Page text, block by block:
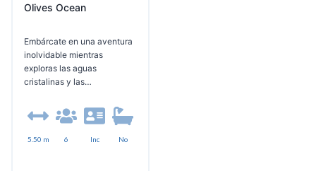
Olives Ocean
Embárcate en una aventura
inolvidable mientras
exploras las aguas
cristalinas y las
Menorca. Te guiaré a través
de los rincones más
impresionantes de la isla,
5.50 m 6 Inc No